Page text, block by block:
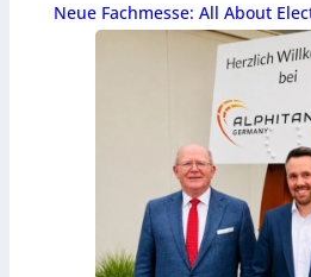
Neue Fachmesse: All About